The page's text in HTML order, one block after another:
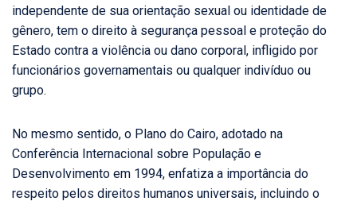
independente de sua orientação sexual ou identidade de
gênero, tem o direito à segurança pessoal e proteção do
Estado contra a violência ou dano corporal, infligido por
funcionários governamentais ou qualquer indivíduo ou
grupo.
No mesmo sentido, o Plano do Cairo, adotado na
Conferência Internacional sobre População e
Desenvolvimento em 1994, enfatiza a importância do
respeito pelos direitos humanos universais, incluindo o